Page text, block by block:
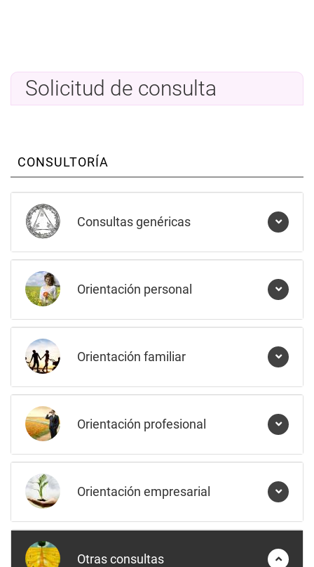
Solicitud de consulta
CONSULTORÍA
Consultas genéricas
Orientación personal
Orientación familiar
Orientación profesional
Orientación empresarial
Otras consultas